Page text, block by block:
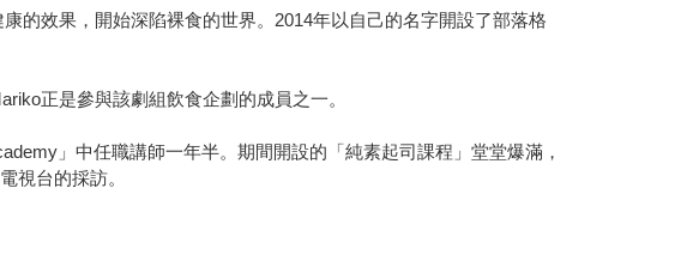
的效果，開始深陷裸食的世界。2014年以自己的名字開設了部落格
正是參與該劇組飲食企劃的成員之一。
」中任職講師一年半。期間開設的「純素起司課程」堂堂爆滿，
視台的採訪。